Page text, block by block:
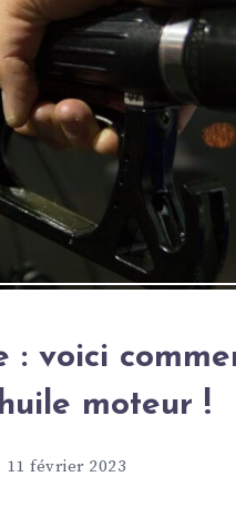
: voici
moteur !
11 février 2023